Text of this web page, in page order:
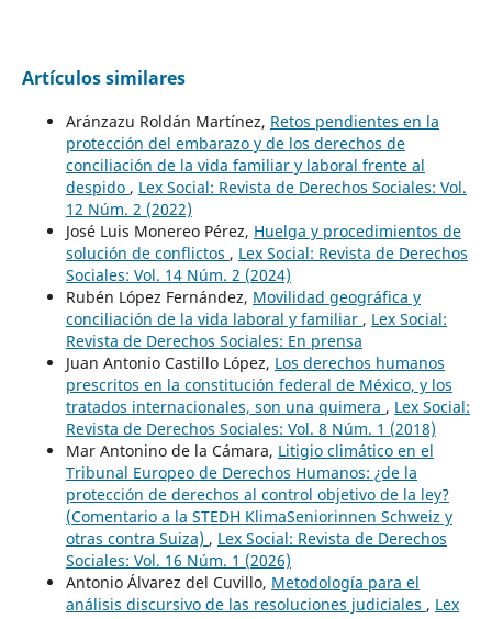
Artículos similares
Aránzazu Roldán Martínez, Retos pendientes en la
protección del embarazo y de los derechos de
conciliación de la vida familiar y laboral frente al
despido , Lex Social: Revista de Derechos Sociales: Vol.
12 Núm. 2 (2022)
José Luis Monereo Pérez, Huelga y procedimientos de
solución de conflictos , Lex Social: Revista de Derechos
Sociales: Vol. 14 Núm. 2 (2024)
Rubén López Fernández, Movilidad geográfica y
conciliación de la vida laboral y familiar , Lex Social:
Revista de Derechos Sociales: En prensa
Juan Antonio Castillo López, Los derechos humanos
prescritos en la constitución federal de México, y los
tratados internacionales, son una quimera , Lex Social:
Revista de Derechos Sociales: Vol. 8 Núm. 1 (2018)
Mar Antonino de la Cámara, Litigio climático en el
Tribunal Europeo de Derechos Humanos: ¿de la
protección de derechos al control objetivo de la ley?
(Comentario a la STEDH KlimaSeniorinnen Schweiz y
otras contra Suiza) , Lex Social: Revista de Derechos
Sociales: Vol. 16 Núm. 1 (2026)
Antonio Álvarez del Cuvillo, Metodología para el
análisis discursivo de las resoluciones judiciales , Lex